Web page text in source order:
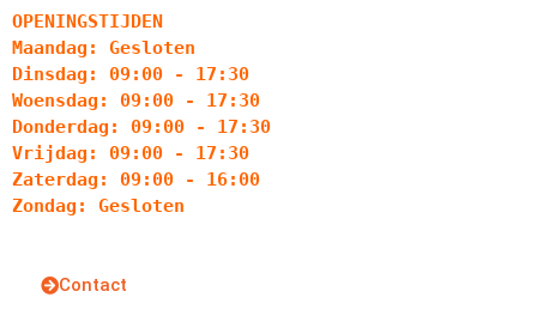
OPENINGSTIJDEN
Maandag: Gesloten
Dinsdag: 09:00 - 17:30
Woensdag: 09:00 - 17:30
Donderdag: 09:00 - 17:30
Vrijdag: 09:00 - 17:30
Zaterdag: 09:00 - 16:00
Zondag: Gesloten
Contact